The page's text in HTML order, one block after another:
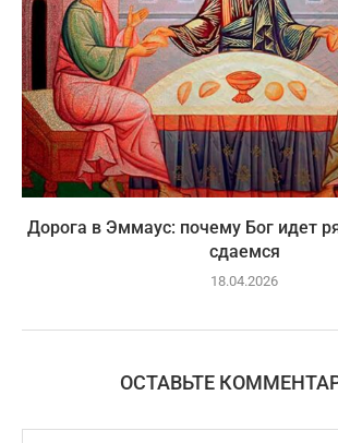
Дорога в Эммаус: почему Бог идет
сдаемся
18.04.2026
ОСТАВЬТЕ